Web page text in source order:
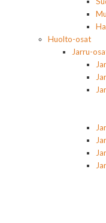
Huolto-osat
Jarru-